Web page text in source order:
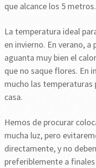
que alcance los 5 metros.
La temperatura ideal
en invierno. En verano, a
aguanta muy bien el
que no saque flores. En
mucho las
casa.
Hemos de procurar
mucha luz, pero
directamente, y no
preferiblemente a